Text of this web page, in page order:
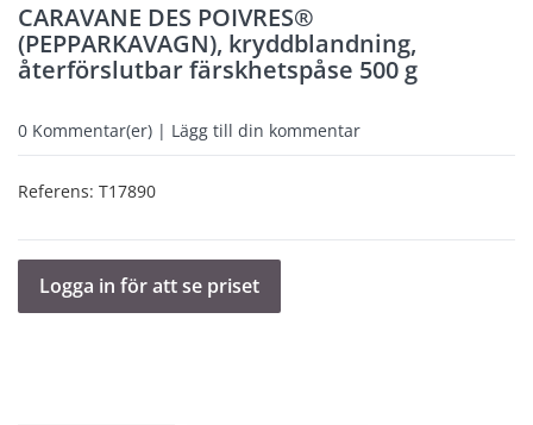
CARAVANE DES POIVRES®
(PEPPARKAVAGN), kryddblandning,
återförslutbar färskhetspåse 500 g
0 Kommentar(er) | Lägg till din kommentar
Referens: T17890
Logga in för att se priset